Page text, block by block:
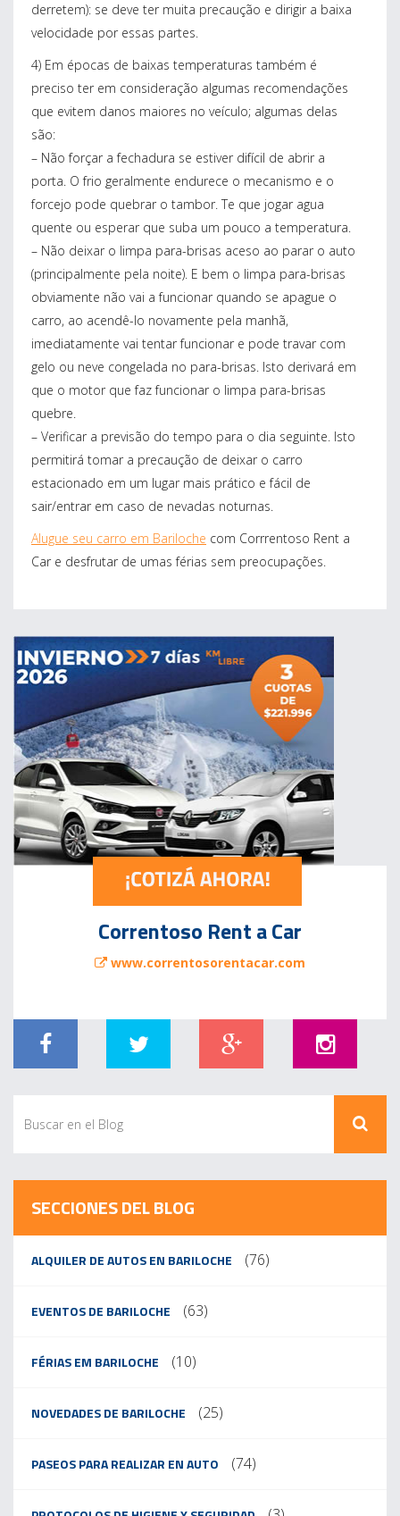
derretem): se deve ter muita precaução e dirigir a baixa
velocidade por essas partes.
4) Em épocas de baixas temperaturas também é
preciso ter em consideração algumas recomendações
que evitem danos maiores no veículo; algumas delas
são:
– Não forçar a fechadura se estiver difícil de abrir a
porta. O frio geralmente endurece o mecanismo e o
forcejo pode quebrar o tambor. Te que jogar agua
quente ou esperar que suba um pouco a temperatura.
– Não deixar o limpa para-brisas aceso ao parar o auto
(principalmente pela noite). E bem o limpa para-brisas
obviamente não vai a funcionar quando se apague o
carro, ao acendê-lo novamente pela manhã,
imediatamente vai tentar funcionar e pode travar com
gelo ou neve congelada no para-brisas. Isto derivará em
que o motor que faz funcionar o limpa para-brisas
quebre.
– Verificar a previsão do tempo para o dia seguinte. Isto
permitirá tomar a precaução de deixar o carro
estacionado em um lugar mais prático e fácil de
sair/entrar em caso de nevadas noturnas.
Alugue seu carro em Bariloche com Corrrentoso Rent a
Car e desfrutar de umas férias sem preocupações.
Correntoso Rent a Car
www.correntosorentacar.com
SECCIONES DEL BLOG
ALQUILER DE AUTOS EN BARILOCHE (76)
EVENTOS DE BARILOCHE (63)
FÉRIAS EM BARILOCHE (10)
NOVEDADES DE BARILOCHE (25)
PASEOS PARA REALIZAR EN AUTO (74)